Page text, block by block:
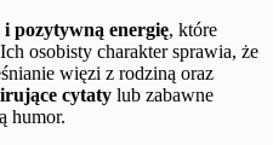
pozytywną energię, które
osobisty charakter sprawia, że
więzi z rodziną oraz
cytaty lub zabawne
humor.